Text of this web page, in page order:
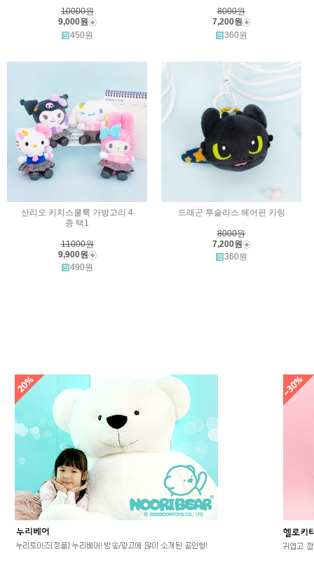
10000원
9,000원
450원
8000원
7,200원
360원
산리오 키치스쿨룩 가방고리 4
종 택1
11000원
9,900원
490원
드래곤 투슬리스 헤어핀 키링
8000원
7,200원
360원